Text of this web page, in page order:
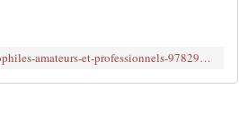
https://www.decitre.fr/livres/manuels-a-l-usage-des-bibliophiles-amateurs-et-professionnels-9782950863522.html